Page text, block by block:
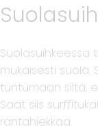
mukaisesti
tuntumaan siltä,
Saat siis
rantahiekkaa.